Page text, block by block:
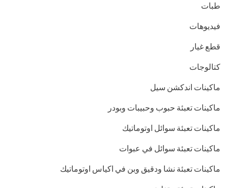
طبات
فيديوهات
قطع غيار
كتالوجات
ماكينات اندكشن سيل
ماكينات تعبئة حبوب وحبيبات وبودر
ماكينات تعبئة سوائل اوتوماتيك
ماكينات تعبئة سوائل في عبوات
ماكينات تعبئة نشا ودقيق وبن في اكياس اوتوماتيك